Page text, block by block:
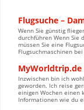
Flugsuche –
Wenn Sie günstig
durchführen Wenn Sie
müssen Sie eine
Flugsuchmaschinen
MyWorldtrip.de
Inzwischen bin ich
geworden. Ich reise
einigen Wochen einen
Informationen wie du